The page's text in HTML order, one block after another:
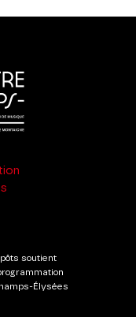
soutient
Élysées